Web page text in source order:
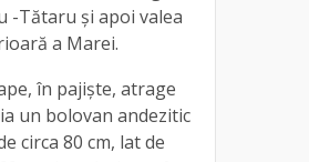
-Tătaru şi apoi valea
a Marei.
în pajişte, atrage
un bolovan andezitic
circa 80 cm, lat de